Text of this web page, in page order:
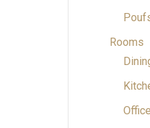
Rooms
Office